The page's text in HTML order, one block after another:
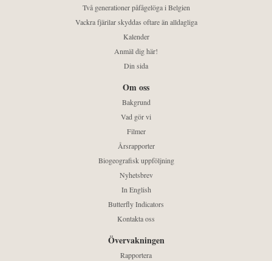
Två generationer påfågelöga i Belgien
Vackra fjärilar skyddas oftare än alldagliga
Kalender
Anmäl dig här!
Din sida
Om oss
Bakgrund
Vad gör vi
Filmer
Årsrapporter
Biogeografisk uppföljning
Nyhetsbrev
In English
Butterfly Indicators
Kontakta oss
Övervakningen
Rapportera